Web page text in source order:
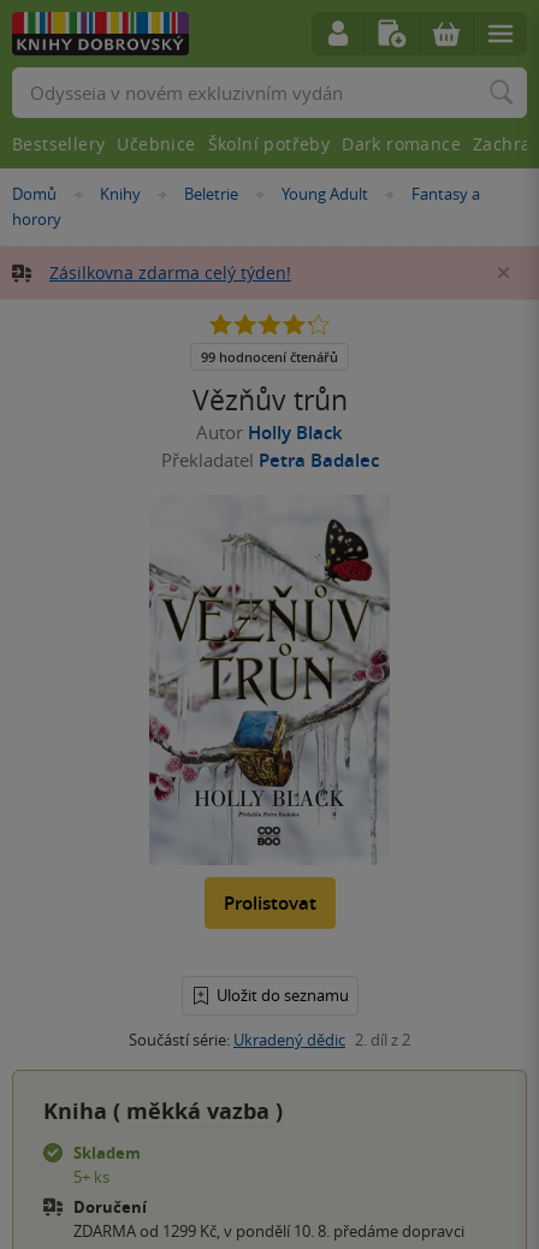
Nacházíte
se
Domů »
Knihy »
Beletrie »
Young Adult »Fantasy a
horory
Zásilkovna zdarma celý týden!
Vězňův trůn
Autor Holly Black
Překladatel Petra Badalec
Prolistovat
Uložit do seznamu
Součástí série: Ukradený dědic 2. díl z 2
4.2
5
99 hodnocení čtenářů
Kniha ( měkká vazba )
Skladem
5+ ks
Doručení
ZDARMA od 1299 Kč, v pondělí 10. 8. předáme dopravci
Vyhledávání
Bestsellery Učebnice Školní potřeby Dark romance